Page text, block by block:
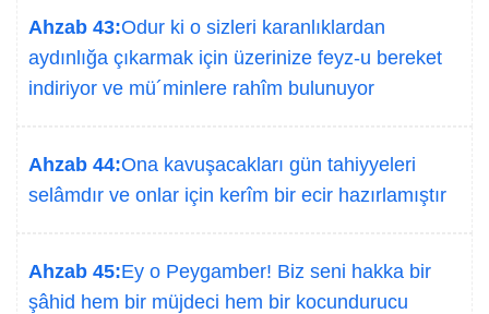
Ahzab 43:Odur ki o sizleri karanlıklardan
aydınlığa çıkarmak için üzerinize feyz-u bereket
indiriyor ve mü´minlere rahîm bulunuyor
Ahzab 44:Ona kavuşacakları gün tahiyyeleri
selâmdır ve onlar için kerîm bir ecir hazırlamıştır
Ahzab 45:Ey o Peygamber! Biz seni hakka bir
şâhid hem bir müjdeci hem bir kocundurucu